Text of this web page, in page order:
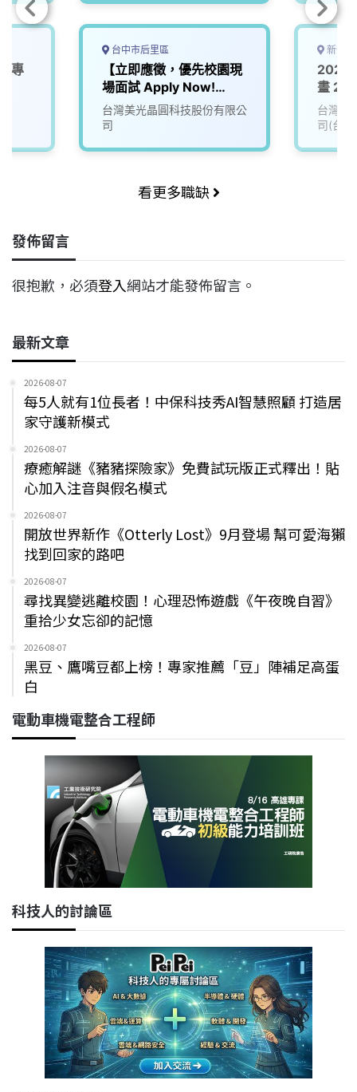
專
台中市后里區
【立即應徵，優先校園現
場面試 Apply Now!
Campus Interview First
】2026 Spring Campus
台灣美光晶圓科技股份有限公
司
新竹
2027
畫
AO
台灣積
司(台
看更多職缺
發佈留言
很抱歉，必須登入網站才能發佈留言。
最新文章
2026-08-07
每5人就有1位長者！中保科技秀AI智慧照顧 打造居
家守護新模式
2026-08-07
療癒解謎《豬豬探險家》免費試玩版正式釋出！貼
心加入注音與假名模式
2026-08-07
開放世界新作《Otterly Lost》9月登場 幫可愛海獺
找到回家的路吧
2026-08-07
尋找異變逃離校園！心理恐怖遊戲《午夜晚自習》
重拾少女忘卻的記憶
2026-08-07
黑豆、鷹嘴豆都上榜！專家推薦「豆」陣補足高蛋
白
電動車機電整合工程師
科技人的討論區